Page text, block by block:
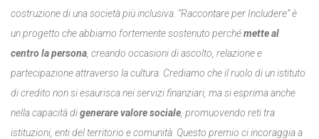
costruzione di una società più inclusiva. “Raccontare per Includere” è
un progetto che abbiamo fortemente sostenuto perchémette al
centro la persona , creando occasioni di ascolto, relazione e
partecipazione attraverso la cultura. Crediamo che il ruolo di un istituto
di credito non si esaurisca nei servizi finanziari, ma si esprima anche
nella capacità digenerare valore sociale , promuovendo reti tra
istituzioni, enti del territorio e comunità. Questo premio ci incoraggia a